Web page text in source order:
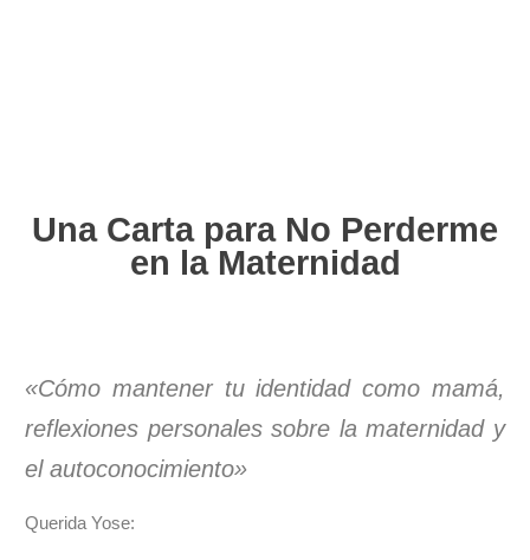
Una Carta para No Perderme
en la Maternidad
«Cómo mantener tu identidad como mamá,
reflexiones personales sobre la maternidad y
el autoconocimiento»
Querida Yose: